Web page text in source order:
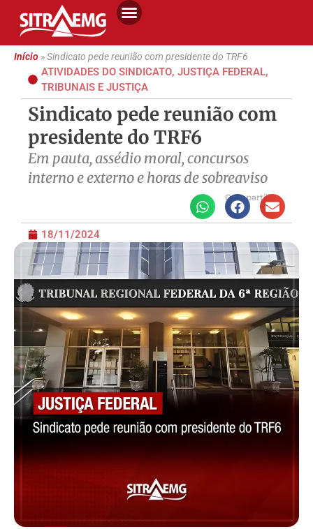
Início»Sindicato pede reunião com presidente do TRF6
ATIVIDADES DO SINDICATO, JUSTIÇA FEDERAL,
TRIBUNAIS E JUSTIÇA
Sindicato pede reunião com
presidente do TRF6
Em pauta, assédio moral, concursos
interno e externo e horas de sobreaviso
Compartilhe
18/11/2024